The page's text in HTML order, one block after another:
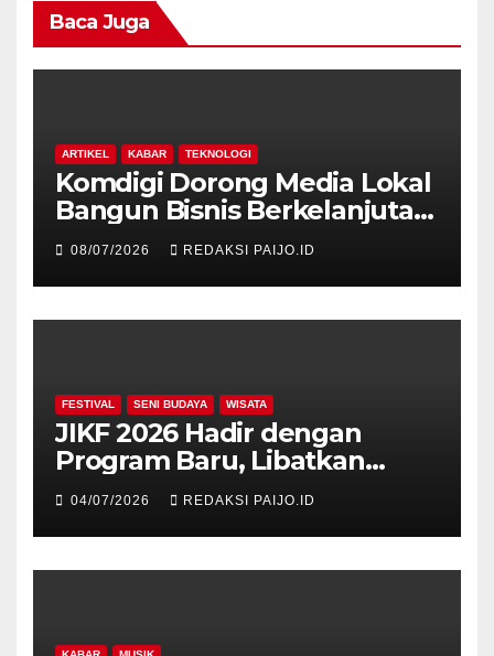
Baca Juga
ARTIKEL KABAR TEKNOLOGI
Komdigi Dorong Media Lokal
Bangun Bisnis Berkelanjutan
di Era Digital
08/07/2026 REDAKSI PAIJO.ID
FESTIVAL SENI BUDAYA WISATA
JIKF 2026 Hadir dengan
Program Baru, Libatkan
Delegasi dari 17 Negara dan
Ratusan Volunteer
04/07/2026 REDAKSI PAIJO.ID